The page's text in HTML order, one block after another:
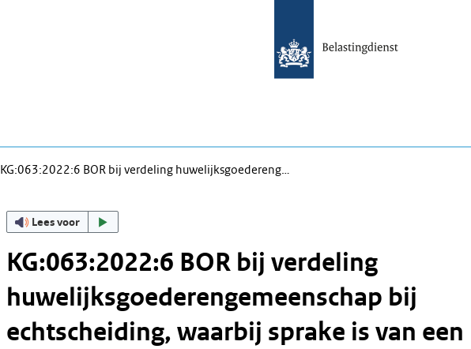
KG:063:2022:6 BOR bij verdeling huwelijksgoedereng…
Lees voor
KG:063:2022:6 BOR bij verdeling
huwelijksgoederengemeenschap bij
echtscheiding, waarbij sprake is van een